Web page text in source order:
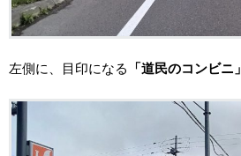
左側に、目印になる 「道民のコンビニ」